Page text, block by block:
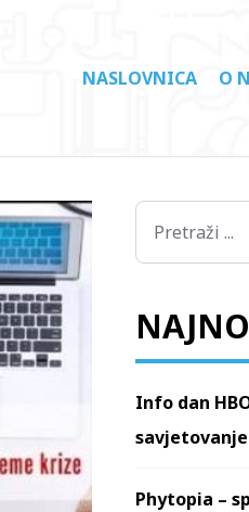
NASLOVNICA O
Info dan
Phytopia –